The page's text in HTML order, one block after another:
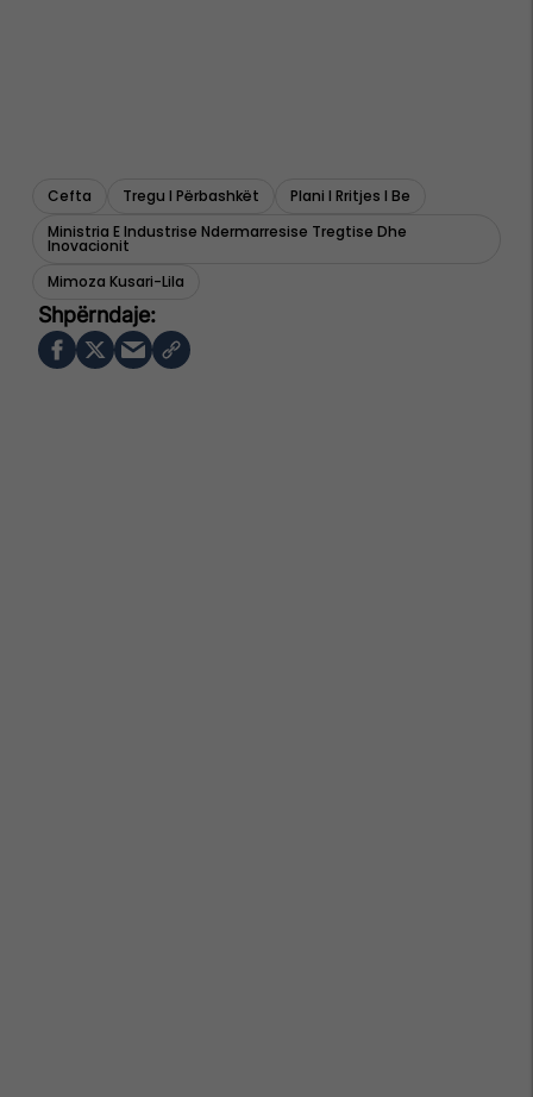
Cefta Tregu I Përbashkët
Plani I Rritjes I Be
Ministria E Industrise Ndermarresise Tregtise Dhe
Inovacionit
Mimoza Kusari-Lila